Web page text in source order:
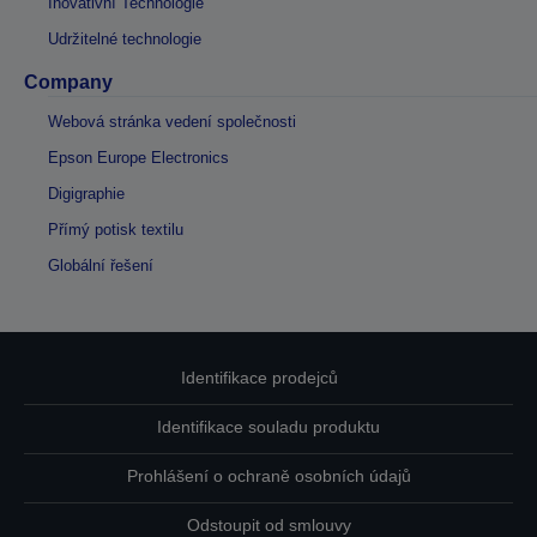
Udržitelné technologie
Company
Webová stránka vedení společnosti
Epson Europe Electronics
Digigraphie
Přímý potisk textilu
Globální řešení
Identifikace prodejců
Identifikace souladu produktu
Prohlášení o ochraně osobních údajů
Odstoupit od smlouvy